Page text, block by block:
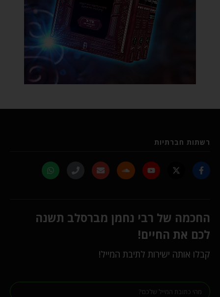
רשתות חברתיות
החכמה של רבי נחמן מברסלב תשנה
לכם את החיים!
קבלו אותה ישירות לתיבת המייל!